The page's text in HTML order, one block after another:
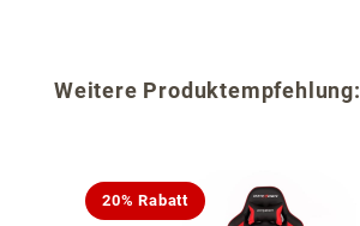
Produktgalerie überspringen
Weitere Produktempfehlung:
20% Rabatt